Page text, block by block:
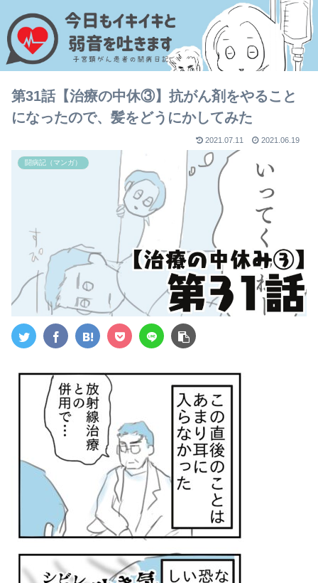
第31話【治療の中休③】抗がん剤をやること
になったので、髪をどうにかしてみた
2021.07.11 2021.06.19
闘病記（マンガ）